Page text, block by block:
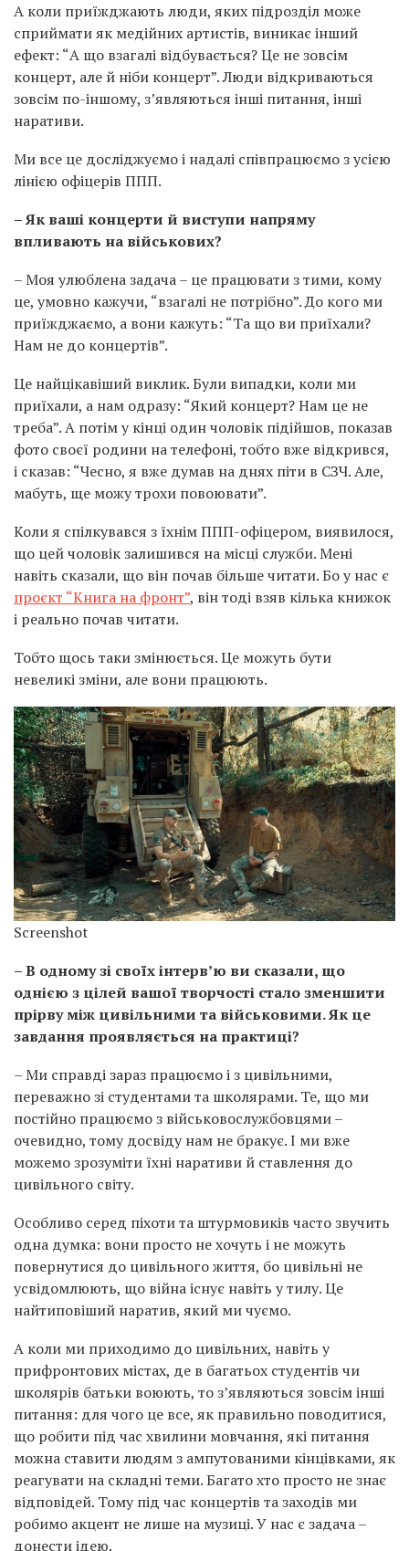
А коли приїжджають люди, яких підрозділ може
сприймати як медійних артистів, виникає інший
ефект: “А що взагалі відбувається? Це не зовсім
концерт, але й ніби концерт”. Люди відкриваються
зовсім по-іншому, з’являються інші питання, інші
наративи.
Ми все це досліджуємо і надалі співпрацюємо з усією
лінією офіцерів ППП.
– Як ваші концерти й виступи напряму
впливають на військових?
– Моя улюблена задача – це працювати з тими, кому
це, умовно кажучи, “взагалі не потрібно”. До кого ми
приїжджаємо, а вони кажуть: “Та що ви приїхали?
Нам не до концертів”.
Це найцікавіший виклик. Були випадки, коли ми
приїхали, а нам одразу: “Який концерт? Нам це не
треба”. А потім у кінці один чоловік підійшов, показав
фото своєї родини на телефоні, тобто вже відкрився,
і сказав: “Чесно, я вже думав на днях піти в СЗЧ. Але,
мабуть, ще можу трохи повоювати”.
Коли я спілкувався з їхнім ППП-офіцером, виявилося,
що цей чоловік залишився на місці служби. Мені
навіть сказали, що він почав більше читати. Бо у нас є
проєкт “Книга на фронт”, він тоді взяв кілька книжок
і реально почав читати.
Тобто щось таки змінюється. Це можуть бути
невеликі зміни, але вони працюють.
Screenshot
– В одному зі своїх інтерв’ю ви сказали, що
однією з цілей вашої творчості стало зменшити
прірву між цивільними та військовими. Як це
завдання проявляється на практиці?
– Ми справді зараз працюємо і з цивільними,
переважно зі студентами та школярами. Те, що ми
постійно працюємо з військовослужбовцями –
очевидно, тому досвіду нам не бракує. І ми вже
можемо зрозуміти їхні наративи й ставлення до
цивільного світу.
Особливо серед піхоти та штурмовиків часто звучить
одна думка: вони просто не хочуть і не можуть
повернутися до цивільного життя, бо цивільні не
усвідомлюють, що війна існує навіть у тилу. Це
найтиповіший наратив, який ми чуємо.
А коли ми приходимо до цивільних, навіть у
прифронтових містах, де в багатьох студентів чи
школярів батьки воюють, то зʼявляються зовсім інші
питання: для чого це все, як правильно поводитися,
що робити під час хвилини мовчання, які питання
можна ставити людям з ампутованими кінцівками, як
реагувати на складні теми. Багато хто просто не знає
відповідей. Тому під час концертів та заходів ми
робимо акцент не лише на музиці. У нас є задача –
донести ідею.